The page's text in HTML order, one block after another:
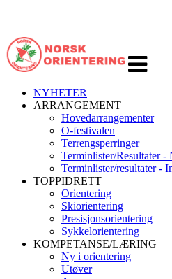
navigasjon
NYHETER
ARRANGEMENT
Hovedarrangementer
O-festivalen
Terrengsperringer
Terminlister/Resultater -
Terminlister/resultater -
TOPPIDRETT
Orientering
Skiorientering
Presisjonsorientering
Sykkelorientering
KOMPETANSE/LÆRING
Ny i orientering
Utøver